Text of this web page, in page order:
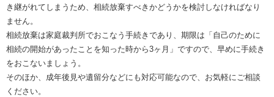
き継がれてしまうため、相続放棄すべきかどうかを検討しなければなり
ません。
相続放棄は家庭裁判所でおこなう手続きであり、期限は「自己のために
相続の開始があったことを知った時から3ヶ月」ですので、早めに手続き
をおこないましょう。
そのほか、成年後見や遺留分などにも対応可能なので、お気軽にご相談
ください。